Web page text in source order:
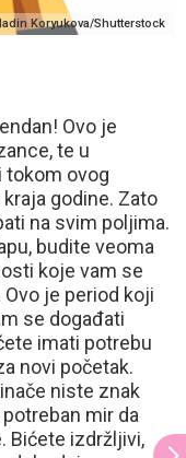
Koryukova/Shutterstock
Ovo je
te u
tokom ovog
godine. Zato
na svim poljima.
budite veoma
koje vam se
je period koji
se događati
imati potrebu
novi početak.
niste znak
mir da
Bićete izdržljivi,